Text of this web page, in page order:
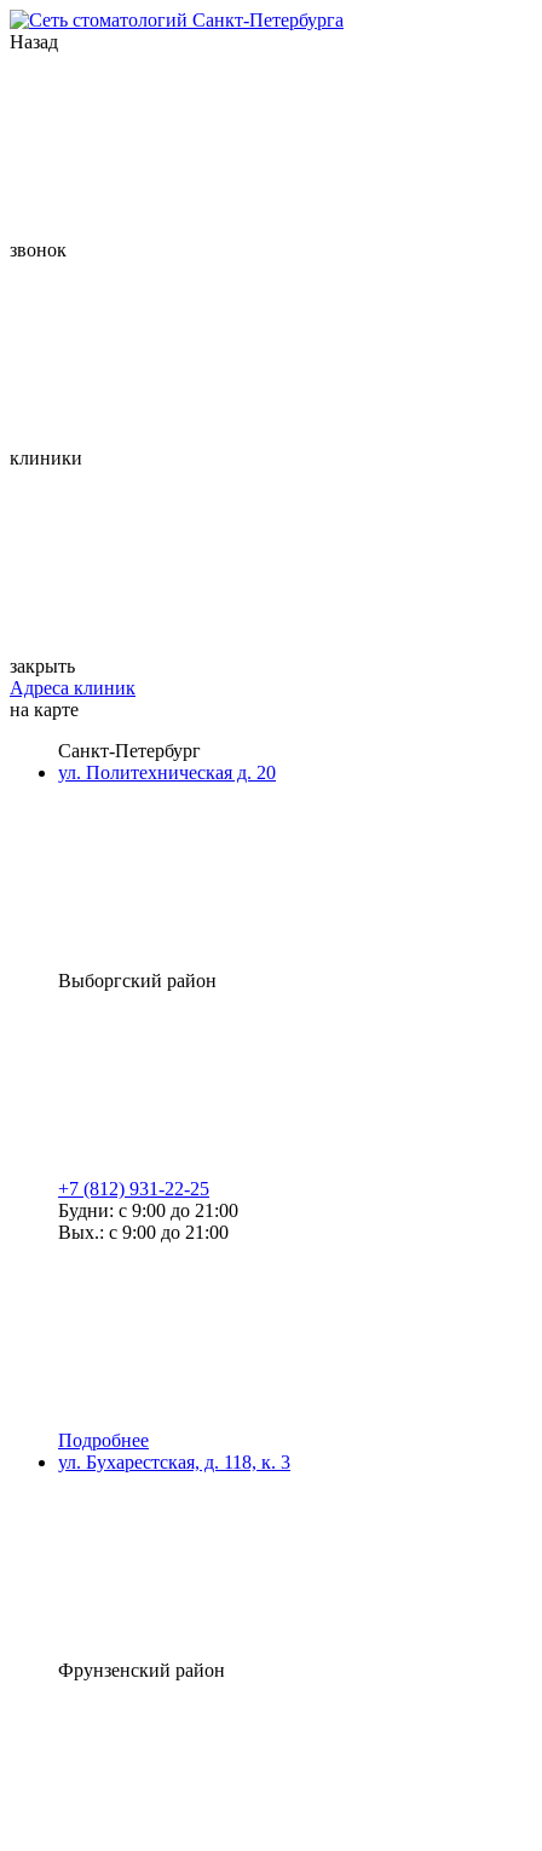
Назад
звонок
клиники
закрыть
Адреса клиник
на карте
Санкт-Петербург
ул. Политехническая д. 20
Выборгский район
+7 (812) 931-22-25
Будни: с 9:00 до 21:00
Вых.: с 9:00 до 21:00
Подробнее
ул. Бухарестская, д. 118, к. 3
Фрунзенский район